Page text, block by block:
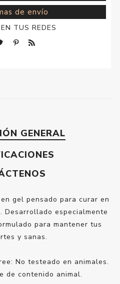
de envío
TUS REDES
GENERAL
gel pensado para curar en
Desarrollado especialmente
para mantener tus
y sanas.
No testeado en animales.
de contenido animal.